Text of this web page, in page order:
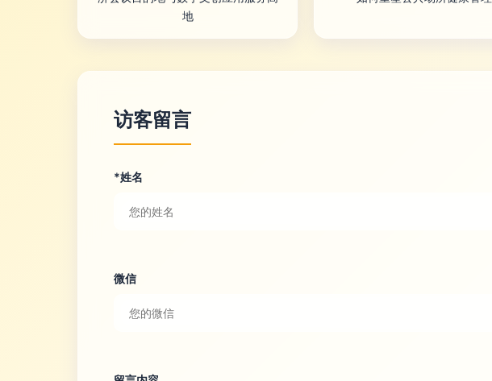
地
访客留言
*姓名
微信